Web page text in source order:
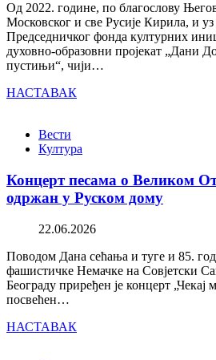
Од 2022. године, по благослову
Московског и све Русије Кирила, и
Председничког фонда културних
духовно-образовни пројекат „Дани
пустињи“, чији…
НАСТАВАК
Вести
Култура
Концерт песама о Великом
одржан у Руском дому
22.06.2026
Поводом Дана сећања и туге и 85.
фашистичке Немачке на Совјетски
Београду приређен је концерт „Чекај
посвећен…
НАСТАВАК